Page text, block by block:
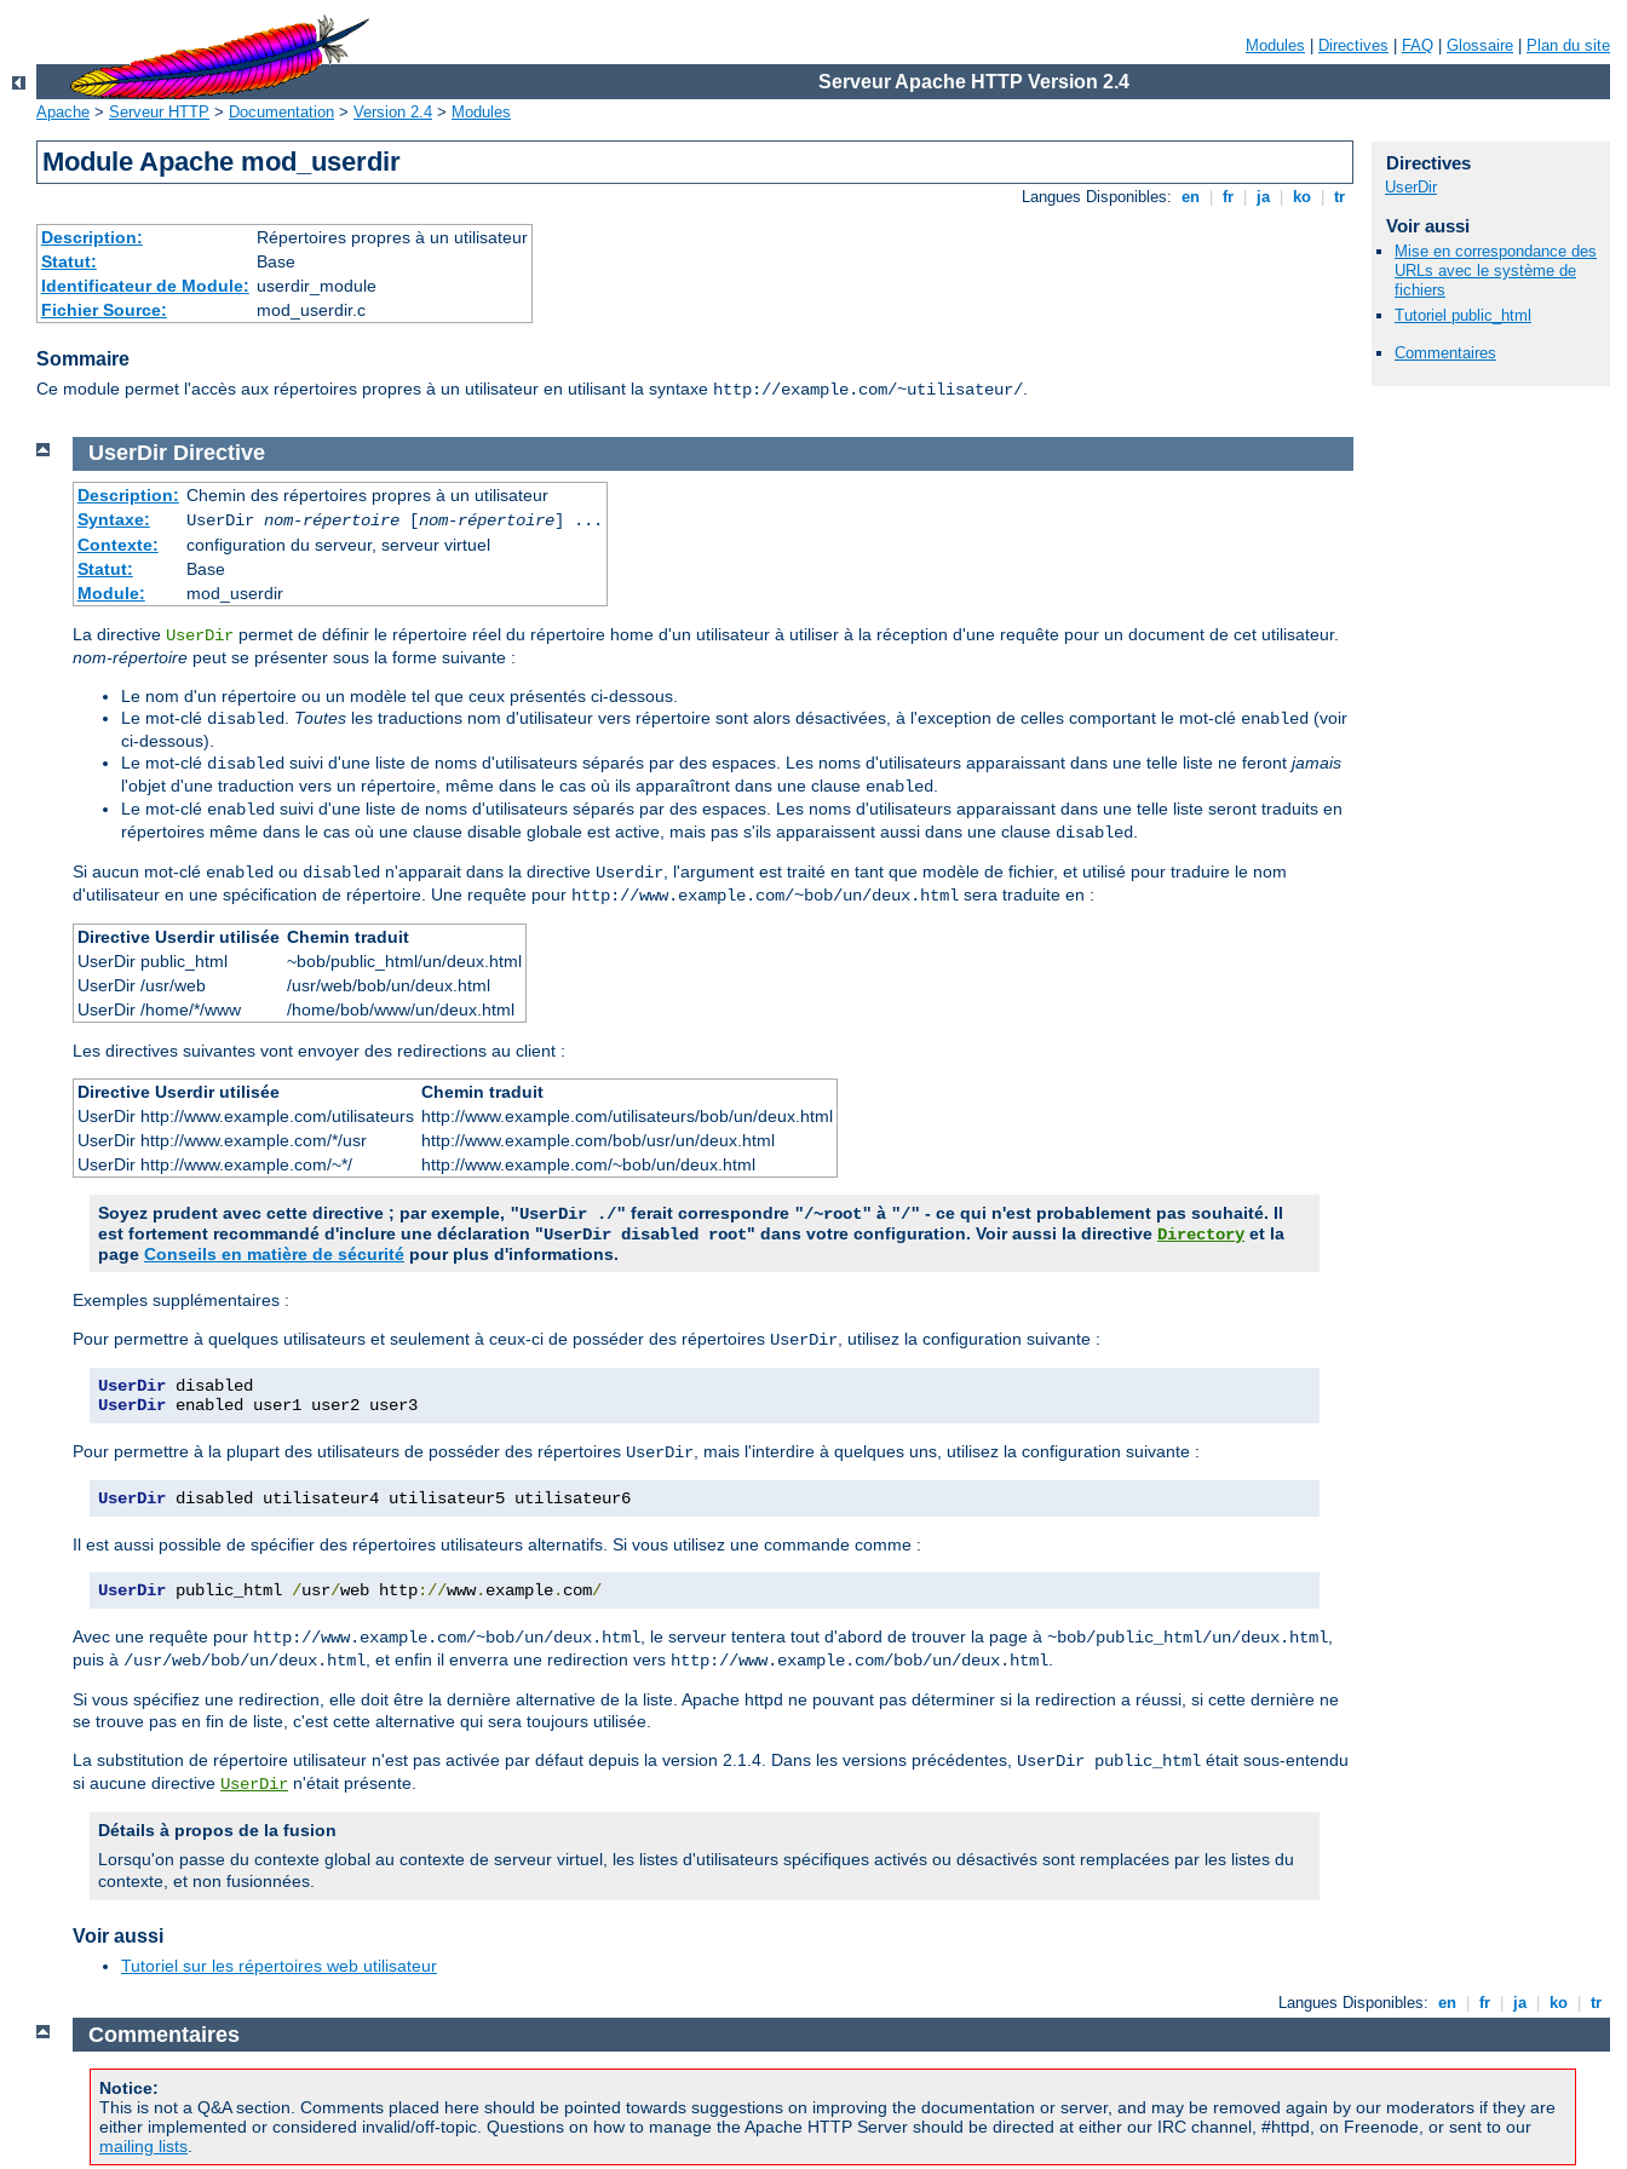
Modules Directives FAQ Glossaire Plan du site
Serveur Apache HTTP Version 2.4
Apache > Serveur HTTP > Documentation > Version 2.4 > Modules
Module Apache mod_userdir
Langues Disponibles: en fr ja ko tr
Description:
Répertoires propres à un utilisateur
Statut:
Base
Identificateur de Module: userdir_module
Fichier Source:
mod_userdir.c
Sommaire
Ce module permet l'accès aux répertoires propres à un utilisateur en utilisant la syntaxe http://example.com/~utilisateur/.
Directives
UserDir
Voir aussi
Mise en correspondance des
URLs avec le système de
fichiers
Tutoriel public_html
Commentaires
UserDir Directive
Description: Chemin des répertoires propres à un utilisateur
Syntaxe:
UserDir nom-répertoire[nom-répertoire] ...
Contexte:
configuration du serveur, serveur virtuel
Statut:
Base
Module:
mod_userdir
La directive UserDir permet de définir le répertoire réel du répertoire home d'un utilisateur à utiliser à la réception d'une requête pour un document de cet utilisateur.
nom-répertoire peut se présenter sous la forme suivante :
Le nom d'un répertoire ou un modèle tel que ceux présentés ci-dessous.
Le mot-clé disabled Toutes les traductions nom d'utilisateur vers répertoire sont alors désactivées, à l'exception de celles comportant le mot-clé enabled (voir
ci-dessous).
Le mot-clé disabled suivi d'une liste de noms d'utilisateurs séparés par des espaces. Les noms d'utilisateurs apparaissant dans une telle liste ne feront jamais
l'objet d'une traduction vers un répertoire, même dans le cas où ils apparaîtront dans une clause enabled
Le mot-clé enabled suivi d'une liste de noms d'utilisateurs séparés par des espaces. Les noms d'utilisateurs apparaissant dans une telle liste seront traduits en
répertoires même dans le cas où une clause disable globale est active, mais pas s'ils apparaissent aussi dans une clause disabled
Si aucun mot-clé enabled ou disabled n'apparait dans la directive Userdir , l'argument est traité en tant que modèle de fichier, et utilisé pour traduire le nom
d'utilisateur en une spécification de répertoire. Une requête pour http://www.example.com/~bob/un/deux.html sera traduite en :
Directive Userdir utilisée Chemin traduit
UserDir public_html
~bob/public_html/un/deux.html
UserDir /usr/web
/usr/web/bob/un/deux.html
UserDir /home/*/www
/home/bob/www/un/deux.html
Les directives suivantes vont envoyer des redirections au client :
Directive Userdir utilisée
Chemin traduit
UserDir http://www.example.com/utilisateurs http://www.example.com/utilisateurs/bob/un/deux.html
UserDir http://www.example.com/*/usr
http://www.example.com/bob/usr/un/deux.html
UserDir http://www.example.com/~*/
http://www.example.com/~bob/un/deux.html
Soyez prudent avec cette directive ; par exemple, "UserDir ./" ferait correspondre "/~root" à "/" - ce qui n'est probablement pas souhaité. Il
est fortement recommandé d'inclure une déclaration "UserDir disabled root" dans votre configuration. Voir aussi la directive Directory et la
page Conseils en matière de sécurité pour plus d'informations.
Exemples supplémentaires :
Pour permettre à quelques utilisateurs et seulement à ceux-ci de posséder des répertoires UserDir , utilisez la configuration suivante :
UserDir
UserDir enabled user1 user2 user3
Pour permettre à la plupart des utilisateurs de posséder des répertoires UserDir , mais l'interdire à quelques uns, utilisez la configuration suivante :
UserDir disabled utilisateur4 utilisateur5 utilisateur6
Il est aussi possible de spécifier des répertoires utilisateurs alternatifs. Si vous utilisez une commande comme :
UserDir public_html /usr/web http://www. example. com/
Avec une requête pour http://www.example.com/~bob/un/deux.html , le serveur tentera tout d'abord de trouver la page à ~bob/public_html/un/deux.html
puis à /usr/web/bob/un/deux.html , et enfin il enverra une redirection vers http://www.example.com/bob/un/deux.html
Si vous spécifiez une redirection, elle doit être la dernière alternative de la liste. Apache httpd ne pouvant pas déterminer si la redirection a réussi, si cette dernière ne
se trouve pas en fin de liste, c'est cette alternative qui sera toujours utilisée.
La substitution de répertoire utilisateur n'est pas activée par défaut depuis la version 2.1.4. Dans les versions précédentes, UserDir public_html était sous-entendu
si aucune directive UserDir n'était présente.
Détails à propos de la fusion
Lorsqu'on passe du contexte global au contexte de serveur virtuel, les listes d'utilisateurs spécifiques activés ou désactivés sont remplacées par les listes du
contexte, et non fusionnées.
Voir aussi
Tutoriel sur les répertoires web utilisateur
Langues Disponibles: en fr ja ko tr
Commentaires
Notice:
This is not a Q&A section. Comments placed here should be pointed towards suggestions on improving the documentation or server, and may be removed again by our moderators if they are
either implemented or considered invalid/off-topic. Questions on how to manage the Apache HTTP Server should be directed at either our IRC channel, #httpd, on Freenode, or sent to our
mailing lists.